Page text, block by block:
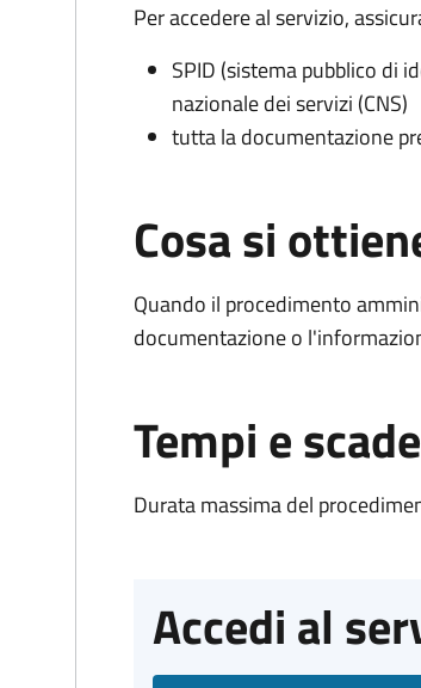
Per accedere al servizio,
SPID (sistema pubblico di
nazionale dei servizi (CNS)
tutta la documentazione
Cosa si
Quando il procedimento
documentazione o
Tempi e
Durata massima del
Accedi al